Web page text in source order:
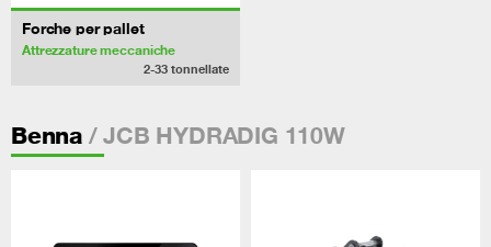
Forche per pallet
Attrezzature meccaniche
2-33 tonnellate
Benna/ JCB HYDRADIG 110W